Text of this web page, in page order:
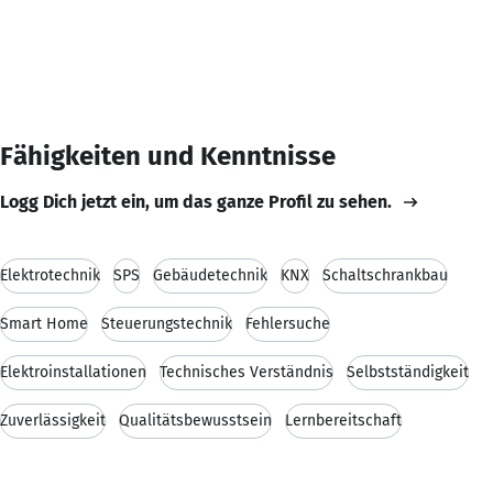
Fähigkeiten und Kenntnisse
Logg Dich jetzt ein, um das ganze Profil zu sehen.
Elektrotechnik SPS Gebäudetechnik KNX Schaltschrankbau
Smart Home Steuerungstechnik Fehlersuche
Elektroinstallationen Technisches Verständnis Selbstständigkeit
Zuverlässigkeit Qualitätsbewusstsein Lernbereitschaft